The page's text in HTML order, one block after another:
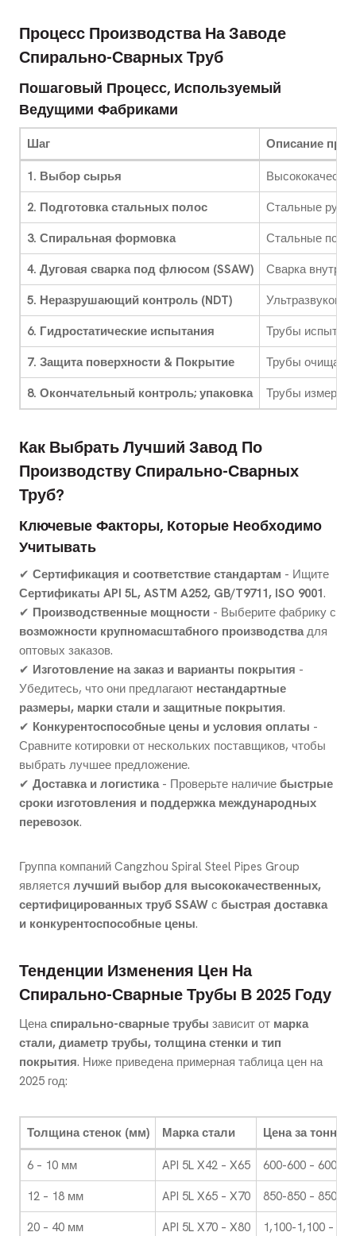
Процесс Производства На Заводе
Спирально-Сварных Труб
Пошаговый Процесс, Используемый
Ведущими Фабриками
Шаг Описание
1. Выбор сырья
2. Подготовка стальных полос
Стальные
3. Спиральная формовка
Стальные
4. Дуговая сварка под флюсом (SSAW)
Сварка внутри
5. Неразрушающий контроль (NDT)
6. Гидростатические испытания
Трубы
7. Защита поверхности & Покрытие
Трубы
8. Окончательный контроль; упаковка
Трубы
Как Выбрать Лучший Завод По
Производству Спирально-Сварных
Труб?
Ключевые Факторы, Которые Необходимо
Учитывать
✔ Сертификация и соответствие стандартам - Ищите
Сертификаты API 5L, ASTM A252, GB/T9711, ISO 9001.
✔ Производственные мощности - Выберите фабрику с
возможности крупномасштабного производствадля
оптовых заказов.
✔ Изготовление на заказ и варианты покрытия -
Убедитесь, что они предлагают нестандартные
размеры, марки стали и защитные покрытия.
✔ Конкурентоспособные цены и условия оплаты -
Сравните котировки от нескольких поставщиков, чтобы
выбрать лучшее предложение.
✔ Доставка и логистика- Проверьте наличие быстрые
сроки изготовления и поддержка международных
перевозок.
Группа компаний Cangzhou Spiral Steel Pipes Group
является лучший выбор для высококачественных,
сертифицированных труб SSAW с быстрая доставка
и конкурентоспособные цены.
Тенденции Изменения Цен На
Спирально-Сварные Трубы В 2025 Году
Ценаспирально-сварные трубы зависит от марка
стали, диаметр трубы, толщина стенки и тип
покрытия. Ниже приведена примерная таблица цен на
2025 год:
Толщина стенок (мм) Марка стали Цена за тонну
6 – 10 мм API 5L X42 – X65
600-600 – 600-
12 – 18 мм
API 5L X65 – X70
850-850 – 850-
20 – 40 мм
API 5L X70 – X80 1,100-1,100 –